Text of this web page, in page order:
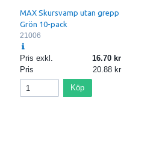
MAX Skursvamp utan grepp
Grön 10-pack
21006
Pris exkl.
16.70
Pris
20.88
Köp